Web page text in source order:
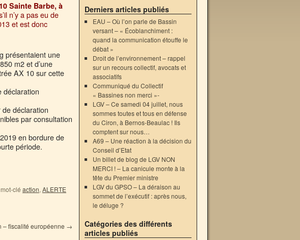
Sainte Barbe, à
n’y a pas eu de
et est donc
présentaient une
m2 et d’une
AX 10 sur cette
déclaration
déclaration
par consultation
en bordure de
période.
clé action, ALERTE
– fiscalité européenne →
Derniers articles publiés
EAU – Où l’on parle de Bassin
versant – « Écoblanchiment :
quand la communication étouffe le
débat »
Droit de l’environnement – rappel
sur un recours collectif, avocats et
associatifs
Communiqué du Collectif
« Bassines non merci »-
LGV – Ce samedi 04 juillet, nous
sommes toutes et tous en défense
du Ciron, à Bernos-Beaulac ! Ils
comptent sur nous…
A69 – Une réaction à la décision du
Conseil d’Etat
Un billet de blog de LGV NON
MERCI ! – La canicule monte à la
tête du Premier ministre
LGV du GPSO – La déraison au
sommet de l’exécutif : après nous,
le déluge ?
Catégories des différents
articles publiés